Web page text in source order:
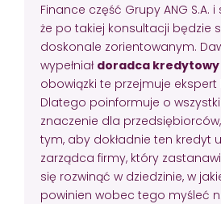
Finance część Grupy ANG S.A.
że po takiej konsultacji będzie
doskonale zorientowanym.
wypełniał doradca kredytowy
obowiązki te przejmuje ekspert
Dlatego poinformuje o
znaczenie dla
tym, aby dokładnie ten kredyt
zarządca firmy, który
się rozwinąć w dziedzinie, w
powinien wobec tego myśleć